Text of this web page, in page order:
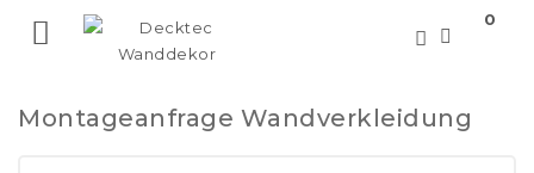
 0
Montageanfrage Wandverkleidung